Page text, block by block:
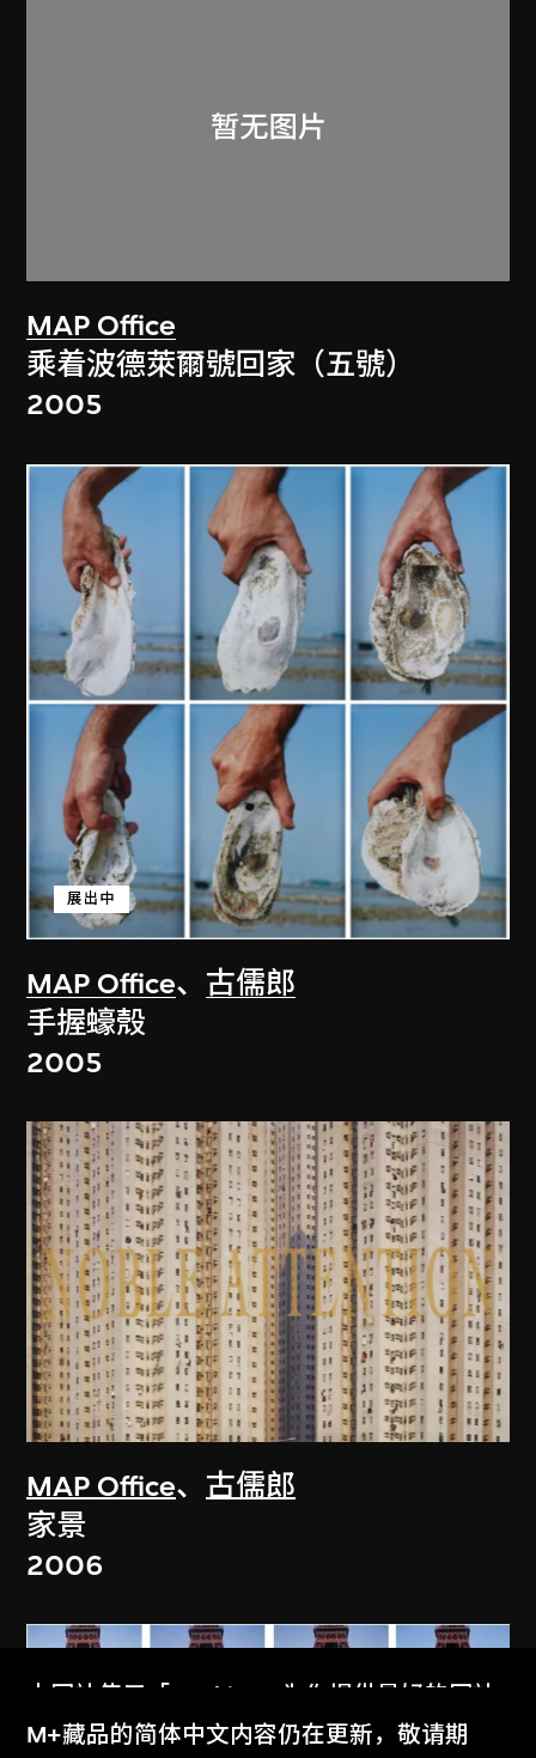
MAP Office
乘着波德萊爾號回家（五號）
2005
MAP Office、 古儒郎
展出中
手握蠔殼
2005
MAP Office、 古儒郎
家景
2006
本网站使用「Cookies」为你提供最好的网站
体验。
M+藏品的简体中文内容仍在更新，敬请期